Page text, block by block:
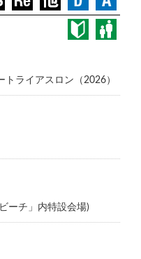
ライアスロン（2026）
ーチ」内特設会場)